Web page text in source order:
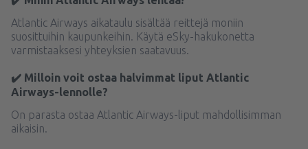
Atlantic Airways aikataulu sisältää reittejä moniin
suosittuihin kaupunkeihin. Käytä eSky-hakukonetta
varmistaaksesi yhteyksien saatavuus.
✔️ Milloin voit ostaa halvimmat liput Atlantic
Airways-lennolle?
On parasta ostaa Atlantic Airways-liput mahdollisimman
aikaisin.